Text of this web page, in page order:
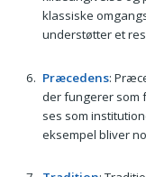
klassiske
understøtter et
Præcedens:
der fungerer som
ses som
eksempel bliver